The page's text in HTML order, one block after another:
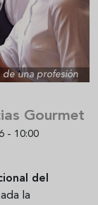
una profesión
Gourmet
- 10:00
del
la